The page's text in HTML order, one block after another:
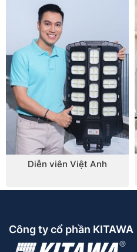
vào nguồn internet.
nơi không thể cài đặt các
khu vực công trình hoặc
Về mặt chi phí, chúng
so với các giải pháp
dễ triển khai hơn, vì
trời 4G thường được ưa
Diễn viên Việt Anh
Công ty cổ phần KITAWA